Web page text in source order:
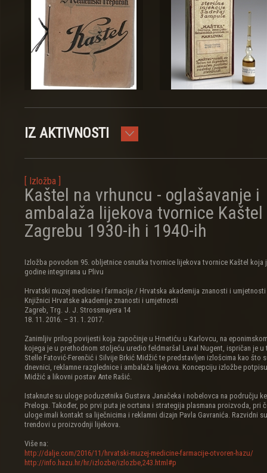
IZ AKTIVNOSTI
[ Izložba ]
Kaštel na vrhuncu - oglašavanje i
ambalaža lijekova tvornice Kaštel
Zagrebu 1930-ih i 1940-ih
Izložba povodom 95. obljetnice osnutka tvornice lijekova tvornice Kaštel koja
godine integrirana u Plivu
Hrvatski muzej medicine i farmacije / Hrvatska akademija znanosti i umjetnosti
Knjižnici Hrvatske akademije znanosti i umjetnosti
Zagreb, Trg. J. J. Strossmayera 14
18. 11. 2016. – 31. 1. 2017.
Zanimljiv prilog povijesti koja započinje u Hrnetiću u Karlovcu, na
kojega je u prethodnom stoljeću uredio feldmaršal Laval Nugent, ispričan je u
Stelle Fatović-Ferenčić i Silvije Brkić Midžić te predstavljen izlošcima kao što
dnevnici, reklamne razglednice i ambalaža lijekova. Koncepciju izložbe
Midžić a likovni postav Ante Rašić.
Istaknute su uloge poduzetnika Gustava Janačeka i nobelovca na području
Preloga. Također, po prvi puta je ocrtana i strategija plasmana proizvoda, pri
uloge imali kontakt sa liječnicima i reklamni dizajn Pavla Gavranića. Razvidni
trendovi u proizvodnji lijekova.
Više na:
http://dalje.com/2016/11/hrvatski-muzej-medicine-farmacije-otvoren-hazu/
http://info.hazu.hr/hr/izlozbe/izlozbe,243.html#p